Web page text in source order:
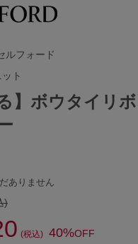
ルフォード
ット
る】ボウタイリ
ありません
)
(税込) 40%OFF